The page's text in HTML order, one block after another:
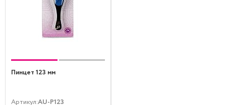
Пинцет 123 мм
Артикул:AU-P123